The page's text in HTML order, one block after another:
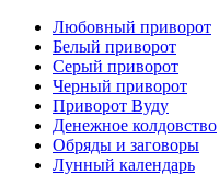
Любовный приворот
Белый приворот
Серый приворот
Черный приворот
Приворот Вуду
Денежное колдовство
Обряды и заговоры
Лунный календарь